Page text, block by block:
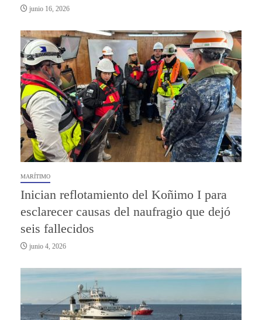
junio 16, 2026
MARÍTIMO
Inician reflotamiento del Koñimo I para
esclarecer causas del naufragio que dejó
seis fallecidos
junio 4, 2026